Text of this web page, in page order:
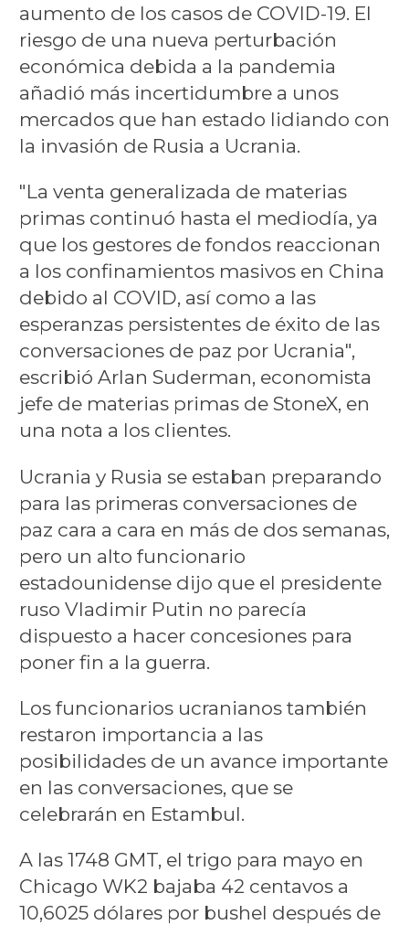
aumento de los casos de COVID-19. El
riesgo de una nueva perturbación
económica debida a la pandemia
añadió más incertidumbre a unos
mercados que han estado lidiando con
la invasión de Rusia a Ucrania.
"La venta generalizada de materias
primas continuó hasta el mediodía, ya
que los gestores de fondos reaccionan
a los confinamientos masivos en China
debido al COVID, así como a las
esperanzas persistentes de éxito de las
conversaciones de paz por Ucrania",
escribió Arlan Suderman, economista
jefe de materias primas de StoneX, en
una nota a los clientes.
Ucrania y Rusia se estaban preparando
para las primeras conversaciones de
paz cara a cara en más de dos semanas,
pero un alto funcionario
estadounidense dijo que el presidente
ruso Vladimir Putin no parecía
dispuesto a hacer concesiones para
poner fin a la guerra.
Los funcionarios ucranianos también
restaron importancia a las
posibilidades de un avance importante
en las conversaciones, que se
celebrarán en Estambul.
A las 1748 GMT, el trigo para mayo en
Chicago WK2 bajaba 42 centavos a
10,6025 dólares por bushel después de